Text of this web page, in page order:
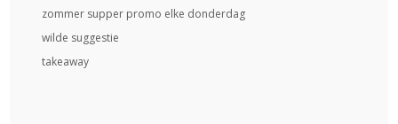
zommer supper promo elke donderdag
wilde suggestie
takeaway